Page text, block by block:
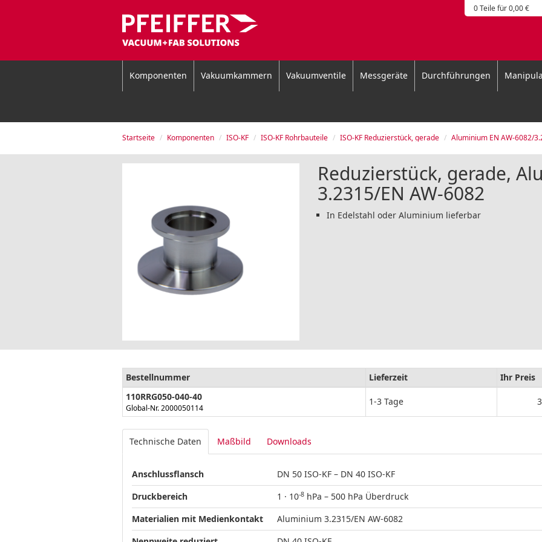
0 Teile für 0,00 €
Komponenten Vakuumkammern Vakuumventile Messgeräte Durchführungen
Startseite Komponenten ISO-KF ISO-KF Rohrbauteile ISO-KF Reduzierstück, gerade Aluminium EN AW-6082/
Reduzierstück, gerade,
3.2315/EN AW-6082
In Edelstahl oder Aluminium lieferbar
Bestellnummer Lieferzeit Ihr Preis
110RRG050-040-40
Global-Nr. 2000050114
1-3 Tage
Technische Daten Maßbild Downloads
Anschlussflansch
DN 50 ISO-KF – DN 40 ISO-KF
Druckbereich
1 · 10-8 hPa – 500 hPa Überdruck
Materialien mit Medienkontakt
Aluminium 3.2315/EN AW-6082